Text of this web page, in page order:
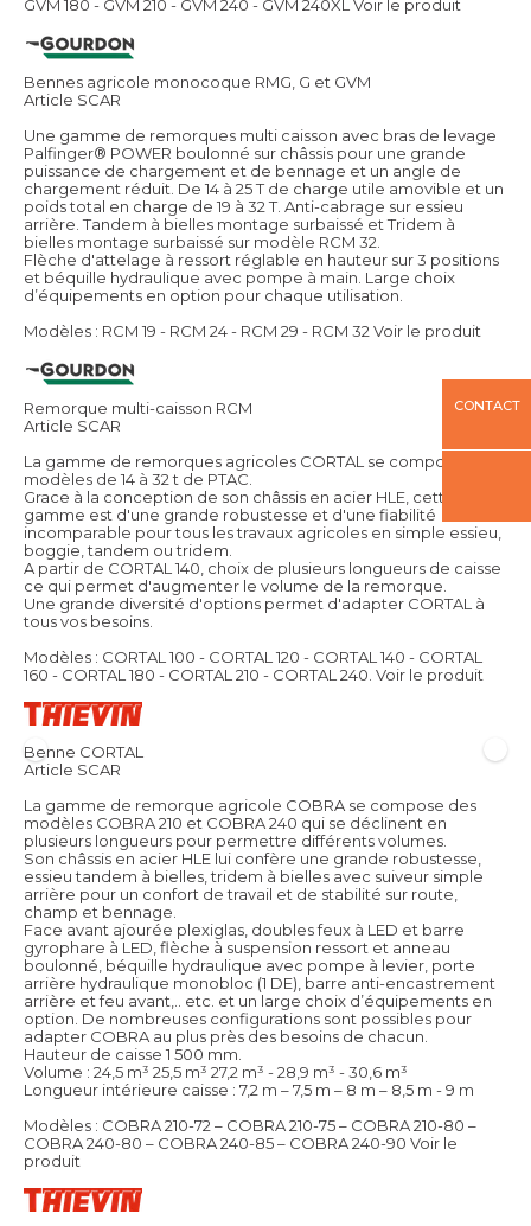
GVM 180 - GVM 210 - GVM 240 - GVM 240XL Voir le produit
Bennes agricole monocoque RMG, G et GVM
Article SCAR
Une gamme de remorques multi caisson avec bras de levage
Palfinger® POWER boulonné sur châssis pour une grande
puissance de chargement et de bennage et un angle de
chargement réduit. De 14 à 25 T de charge utile amovible et un
poids total en charge de 19 à 32 T. Anti-cabrage sur essieu
arrière. Tandem à bielles montage surbaissé et Tridem à
bielles montage surbaissé sur modèle RCM 32.
Flèche d'attelage à ressort réglable en hauteur sur 3 positions
et béquille hydraulique avec pompe à main. Large choix
d’équipements en option pour chaque utilisation.
Modèles : RCM 19 - RCM 24 - RCM 29 - RCM 32 Voir le produit
Remorque multi-caisson RCM
Article SCAR
La gamme de remorques agricoles CORTAL se compose de 7
modèles de 14 à 32 t de PTAC.
Grace à la conception de son châssis en acier HLE, cette
gamme est d'une grande robustesse et d'une fiabilité
incomparable pour tous les travaux agricoles en simple essieu,
boggie, tandem ou tridem.
A partir de CORTAL 140, choix de plusieurs longueurs de caisse
ce qui permet d'augmenter le volume de la remorque.
Une grande diversité d'options permet d'adapter CORTAL à
tous vos besoins.
Modèles : CORTAL 100 - CORTAL 120 - CORTAL 140 - CORTAL
160 - CORTAL 180 - CORTAL 210 - CORTAL 240. Voir le produit
Benne CORTAL
Article SCAR
La gamme de remorque agricole COBRA se compose des
modèles COBRA 210 et COBRA 240 qui se déclinent en
plusieurs longueurs pour permettre différents volumes.
Son châssis en acier HLE lui confère une grande robustesse,
essieu tandem à bielles, tridem à bielles avec suiveur simple
arrière pour un confort de travail et de stabilité sur route,
champ et bennage.
Face avant ajourée plexiglas, doubles feux à LED et barre
gyrophare à LED, flèche à suspension ressort et anneau
boulonné, béquille hydraulique avec pompe à levier, porte
arrière hydraulique monobloc (1 DE), barre anti-encastrement
arrière et feu avant,.. etc. et un large choix d’équipements en
option. De nombreuses configurations sont possibles pour
adapter COBRA au plus près des besoins de chacun.
Hauteur de caisse 1 500 mm.
Volume : 24,5 m³ 25,5 m³ 27,2 m³ - 28,9 m³ - 30,6 m³
Longueur intérieure caisse : 7,2 m – 7,5 m – 8 m – 8,5 m - 9 m
Modèles : COBRA 210-72 – COBRA 210-75 – COBRA 210-80 –
COBRA 240-80 – COBRA 240-85 – COBRA 240-90 Voir le
produit
CONTACT